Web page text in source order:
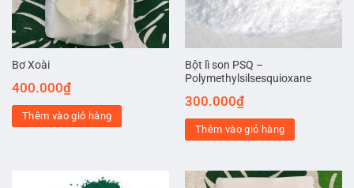
Bơ Xoài
400.000₫
Thêm vào giỏ hàng
Bột lì son PSQ –
Polymethylsilsesquioxane
300.000₫
Thêm vào giỏ hàng